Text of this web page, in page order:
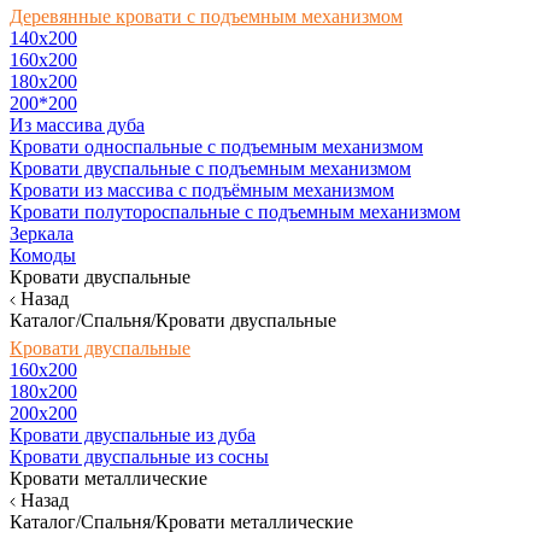
Деревянные кровати с подъемным механизмом
140x200
160х200
180х200
200*200
Из массива дуба
Кровати односпальные с подъемным механизмом
Кровати двуспальные с подъемным механизмом
Кровати из массива с подъёмным механизмом
Кровати полутороспальные с подъемным механизмом
Зеркала
Комоды
Кровати двуспальные
Назад
Каталог/Спальня/Кровати двуспальные
Кровати двуспальные
160х200
180x200
200x200
Кровати двуспальные из дуба
Кровати двуспальные из сосны
Кровати металлические
Назад
Каталог/Спальня/Кровати металлические